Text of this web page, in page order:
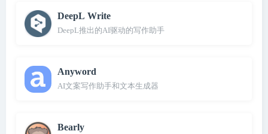
DeepL Write
DeepL推出的AI驱动的写作助手
Anyword
AI文案写作助手和文本生成器
Bearly